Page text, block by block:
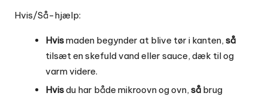
Hvis/Så-hjælp:
Hvismaden begynder at blive tør i kanten, så
tilsæt en skefuld vand eller sauce, dæk til og
varm videre.
Hvisdu har både mikroovn og ovn, så brug